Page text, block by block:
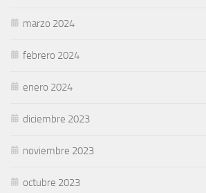
marzo 2024
febrero 2024
enero 2024
diciembre 2023
noviembre 2023
octubre 2023